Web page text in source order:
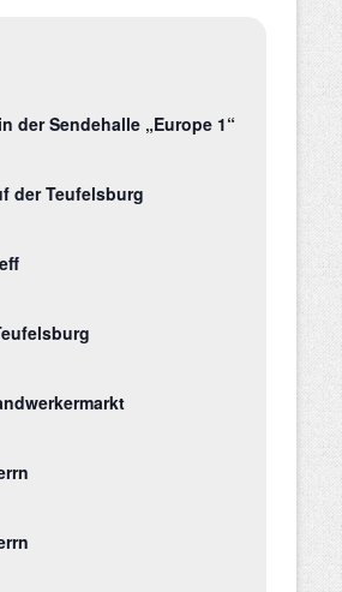
der Sendehalle „Europe 1“
der Teufelsburg